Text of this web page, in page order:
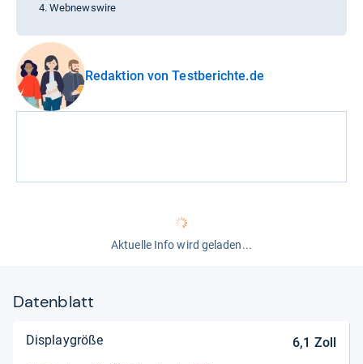
Webnewswire
Redaktion von Testberichte.de
Aktuelle Info wird geladen...
Datenblatt
Displaygröße 6,1 Zoll